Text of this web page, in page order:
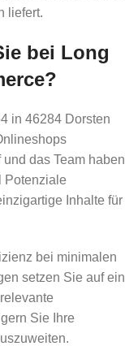
liefert.
bei Long
in 46284 Dorsten
das Team haben
Potenziale
Inhalte für
bei minimalen
setzen Sie auf ein
Sie Ihre